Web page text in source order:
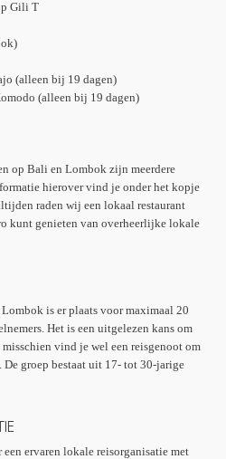
Gili T
(alleen bij 19 dagen)
(alleen bij 19 dagen)
op Bali en Lombok zijn meerdere
hierover vind je onder het kopje
raden wij een lokaal restaurant
kunt genieten van overheerlijke lokale
is er plaats voor maximaal 20
Het is een uitgelezen kans om
vind je wel een reisgenoot om
De groep bestaat uit 17- tot 30-jarige
ervaren lokale reisorganisatie met